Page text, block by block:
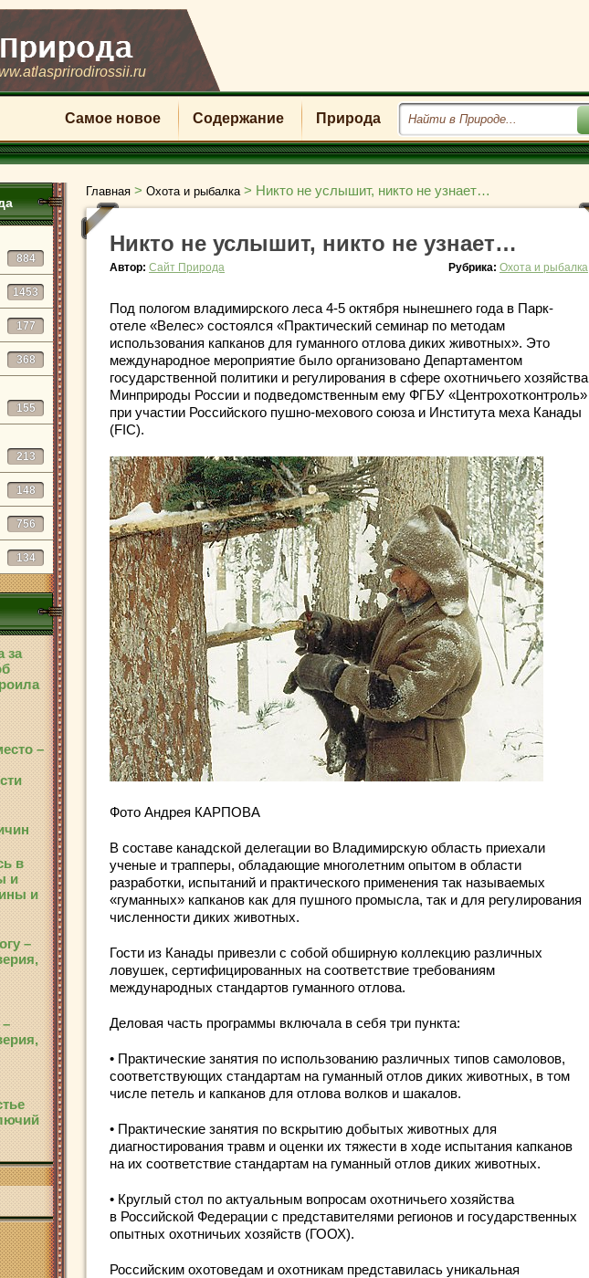
Самое новое Содержание Природа
884
1453
177
368
155
213
148
756
134
за
–
в
и
и
–
Главная > Охота и рыбалка > Никто не услышит, никто не узнает…
Никто не услышит, никто не узнает…
Автор: Сайт Природа Рубрика: Охота и рыбалка
Под пологом владимирского леса 4-5 октября нынешнего года в Парк-
отеле «Велес» состоялся «Практический семинар по методам
использования капканов для гуманного отлова диких животных». Это
международное мероприятие было организовано Департаментом
государственной политики и регулирования в сфере охотничьего хозяйства
Минприроды России и подведомственным ему ФГБУ «Центрохотконтроль»
при участии Российского пушно-мехового союза и Института меха Канады
(FIC).
Фото Андрея КАРПОВА
В составе канадской делегации во Владимирскую область приехали
ученые и трапперы, обладающие многолетним опытом в области
разработки, испытаний и практического применения так называемых
«гуманных» капканов как для пушного промысла, так и для регулирования
численности диких животных.
Гости из Канады привезли с собой обширную коллекцию различных
ловушек, сертифицированных на соответствие требованиям
международных стандартов гуманного отлова.
Деловая часть программы включала в себя три пункта:
• Практические занятия по использованию различных типов самоловов,
соответствующих стандартам на гуманный отлов диких животных, в том
числе петель и капканов для отлова волков и шакалов.
• Практические занятия по вскрытию добытых животных для
диагностирования травм и оценки их тяжести в ходе испытания капканов
на их соответствие стандартам на гуманный отлов диких животных.
• Круглый стол по актуальным вопросам охотничьего хозяйства
в Российской Федерации с представителями регионов и государственных
опытных охотничьих хозяйств (ГООХ).
Российским охотоведам и охотникам представилась уникальная